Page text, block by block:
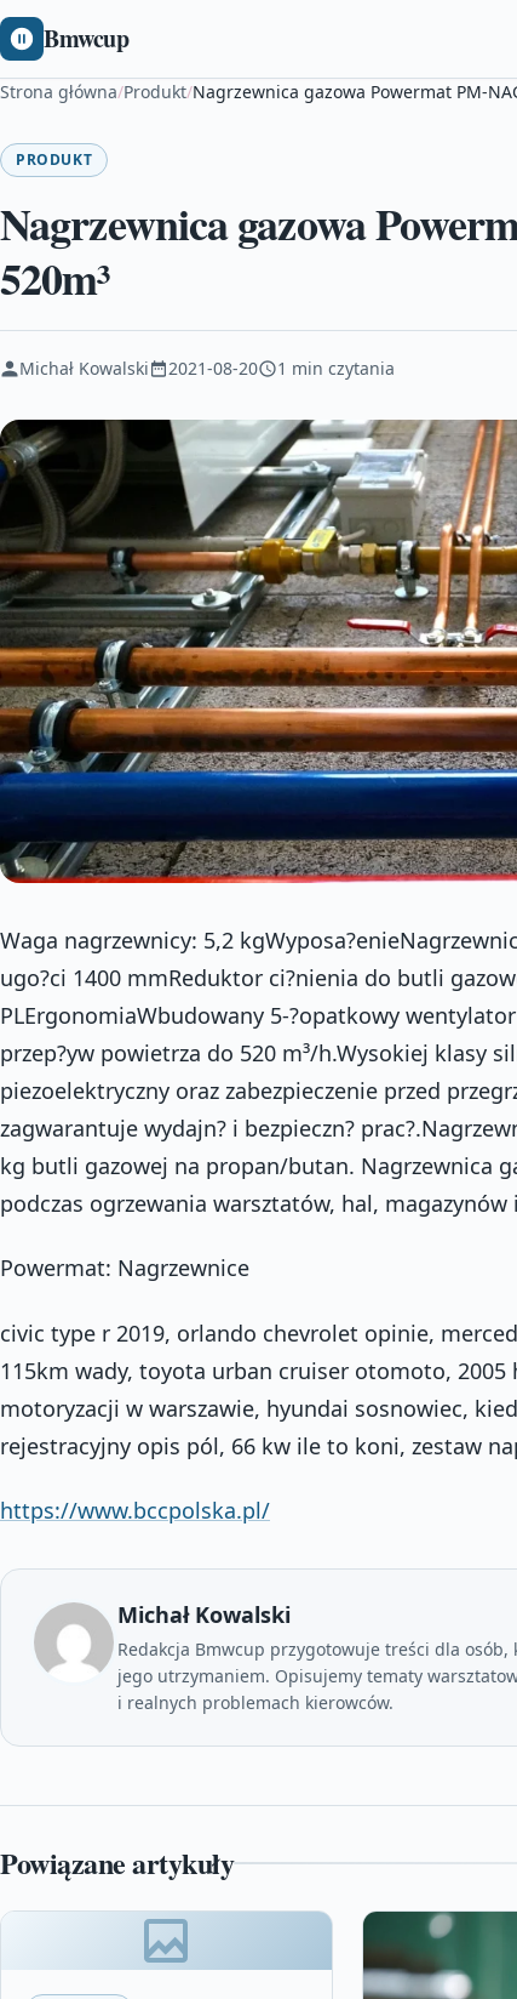
Bmwcup
Strona główna/Produkt/Nagrzewnica gazowa Powermat PM-
PRODUKT
Nagrzewnica gazowa
520m³
Michał Kowalski 2021-08-20 1 min czytania
Waga nagrzewnicy: 5,2
ugo?ci 1400 mmReduktor ci?nienia do butli
PLErgonomiaWbudowany 5-?opatkowy
przep?yw powietrza do 520 m³/h.Wysokiej klasy
piezoelektryczny oraz zabezpieczenie przed
zagwarantuje wydajn? i bezpieczn?
kg butli gazowej na propan/butan. Nagrzewnica
podczas ogrzewania warsztatów, hal, magazynów
Powermat: Nagrzewnice
civic type r 2019, orlando chevrolet opinie,
115km wady, toyota urban cruiser otomoto, 2005
motoryzacji w warszawie, hyundai sosnowiec,
rejestracyjny opis pól, 66 kw ile to koni, zestaw
https://www.bccpolska.pl/
Michał Kowalski
Redakcja Bmwcup przygotowuje treści dla
jego utrzymaniem. Opisujemy tematy
i realnych problemach kierowców.
Powiązane artykuły